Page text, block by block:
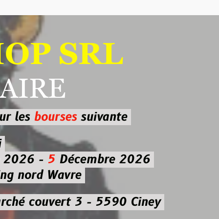
SRL
suivante
5Décembre 2026
Wavre
3 - 5590 Ciney